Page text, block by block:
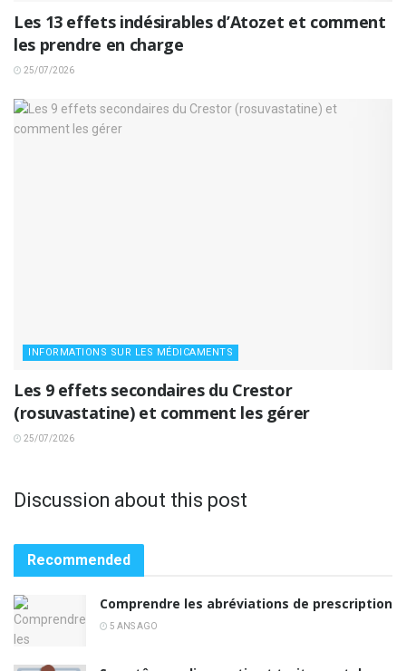
Les 13 effets indésirables d’Atozet et comment
les prendre en charge
25/07/2026
INFORMATIONS SUR LES MÉDICAMENTS
Les 9 effets secondaires du Crestor
(rosuvastatine) et comment les gérer
25/07/2026
Discussion about this post
Recommended
Comprendre les abréviations de prescription
5 ANS AGO